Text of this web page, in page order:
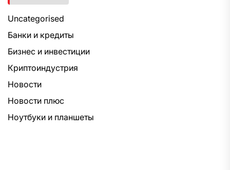
Uncategorised
Банки и кредиты
Бизнес и инвестиции
Криптоиндустрия
Новости
Новости плюс
Ноутбуки и планшеты